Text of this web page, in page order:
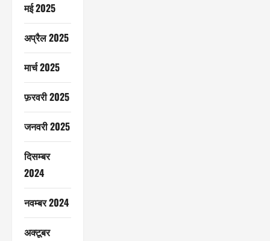
मई 2025
अप्रैल 2025
मार्च 2025
फ़रवरी 2025
जनवरी 2025
दिसम्बर
2024
नवम्बर 2024
अक्टूबर